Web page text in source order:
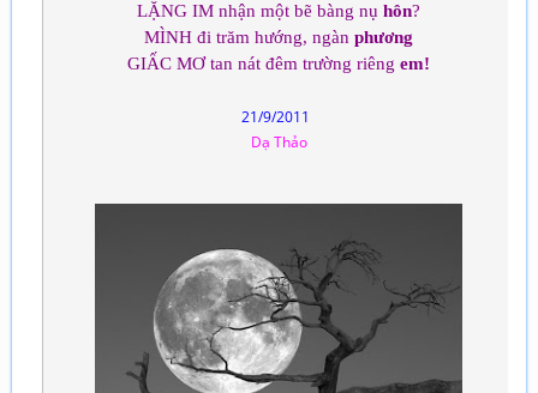
LẶNG IM nhận một bẽ bàng nụ hôn?
MÌNH đi trăm hướng, ngàn phương
GIẤC MƠ tan nát đêm trường riêng em!
21/9/2011
Dạ Thảo